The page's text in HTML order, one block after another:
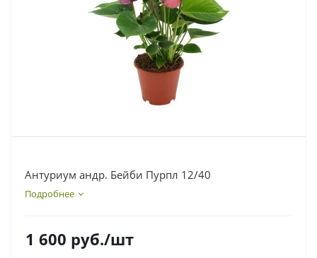
Антуриум андр. Бейби Пурпл 12/40
Подробнее
1 600 руб./шт